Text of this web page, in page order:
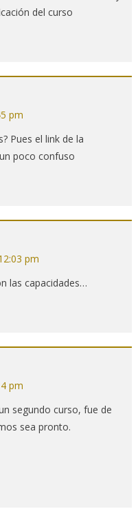
del curso
pm
Pues el link de la
poco confuso
pm
las capacidades…
pm
segundo curso, fue de
sea pronto.